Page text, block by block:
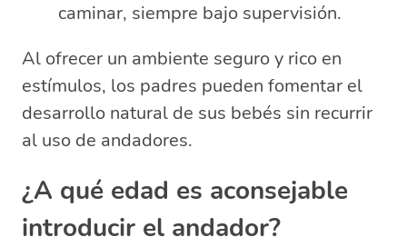
caminar, siempre bajo supervisión.
Al ofrecer un ambiente seguro y rico en
estímulos, los padres pueden fomentar el
desarrollo natural de sus bebés sin recurrir
al uso de andadores.
¿A qué edad es aconsejable
introducir el andador?